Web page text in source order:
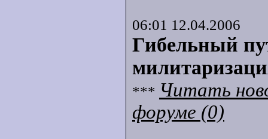
06:01 12.04.2006
Гибельный
*** Читать
форуме (0)